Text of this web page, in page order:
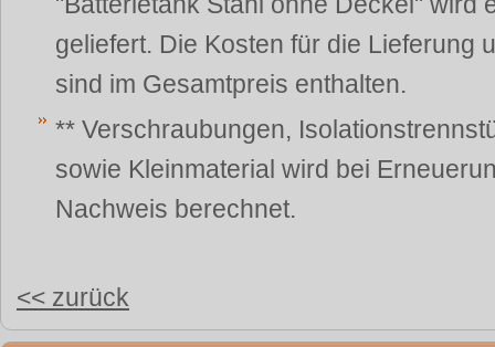
geliefert. Die Kosten für die Lieferung
sind im Gesamtpreis enthalten.
** Verschraubungen,
sowie Kleinmaterial wird bei
Nachweis berechnet.
<< zurück